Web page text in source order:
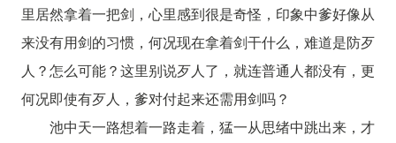
里居然拿着一把剑，心里感到很是奇怪，印象中爹好像从
来没有用剑的习惯，何况现在拿着剑干什么，难道是防歹
人？怎么可能？这里别说歹人了，就连普通人都没有，更
何况即使有歹人，爹对付起来还需用剑吗？
池中天一路想着一路走着，猛一从思绪中跳出来，才